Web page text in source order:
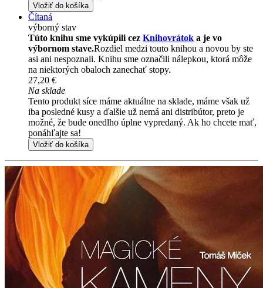
Vložiť do košíka
Čítaná
výborný stav
Túto knihu sme vykúpili cez Knihovrátok a je vo
výbornom stave.Rozdiel medzi touto knihou a novou by ste
asi ani nespoznali. Knihu sme označili nálepkou, ktorá môže
na niektorých obaloch zanechať stopy.
27,20 €
Na sklade
Tento produkt síce máme aktuálne na sklade, máme však už
iba posledné kusy a ďalšie už nemá ani distribútor, preto je
možné, že bude onedlho úplne vypredaný. Ak ho chcete mať,
ponáhľajte sa!
Vložiť do košíka